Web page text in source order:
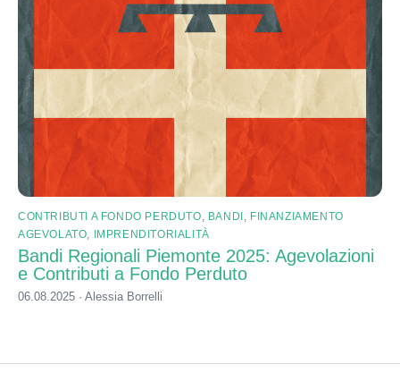
CONTRIBUTI A FONDO PERDUTO BANDI
FINANZIAMENTO
AGEVOLATO
IMPRENDITORIALITÀ
Bandi Regionali Piemonte 2025: Agevolazioni
e Contributi a Fondo Perduto
06.08.2025 · Alessia Borrelli